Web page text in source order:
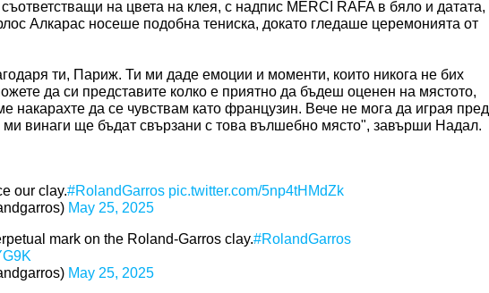
на цвета на клея, с надпис MERCI RAFA в бяло и датата,
Алкарас носеше подобна тениска, докато гледаше церемонията от
ти, Париж. Ти ми даде емоции и моменти, които никога не бих
да си представите колко е приятно да бъдеш оценен на мястото,
накарахте да се чувствам като французин. Вече не мога да играя пред
ми винаги ще бъдат свързани с това вълшебно място", завърши Надал.
our clay.#RolandGarros pic.twitter.com/5np4tHMdZk
May 25, 2025
mark on the Roland-Garros clay.#RolandGarros
May 25, 2025